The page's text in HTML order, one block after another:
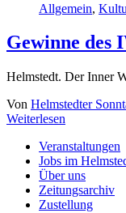
Allgemein,
Gewinne des
Helmstedt. Der Inner
Von Helmstedter
Weiterlesen
Veranstaltungen
Jobs im
Über uns
Zeitungsarchiv
Zustellung